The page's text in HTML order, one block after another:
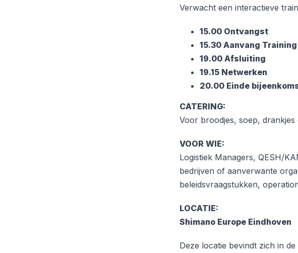
Verwacht een interactieve
15.00 Ontvangst
15.30 Aanvang Training
19.00 Afsluiting
19.15 Netwerken
20.00 Einde
CATERING:
Voor broodjes, soep,
VOOR WIE:
Logistiek Managers, QESH/
bedrijven of aanverwante
beleidsvraagstukken,
LOCATIE:
Shimano Europe Eindhoven
Deze locatie bevindt zich in